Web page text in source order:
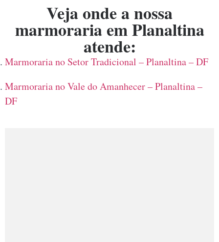
Veja onde a nossa
marmoraria em Planaltina
atende:
Marmoraria no Setor Tradicional – Planaltina – DF
Marmoraria no Vale do Amanhecer – Planaltina –
DF